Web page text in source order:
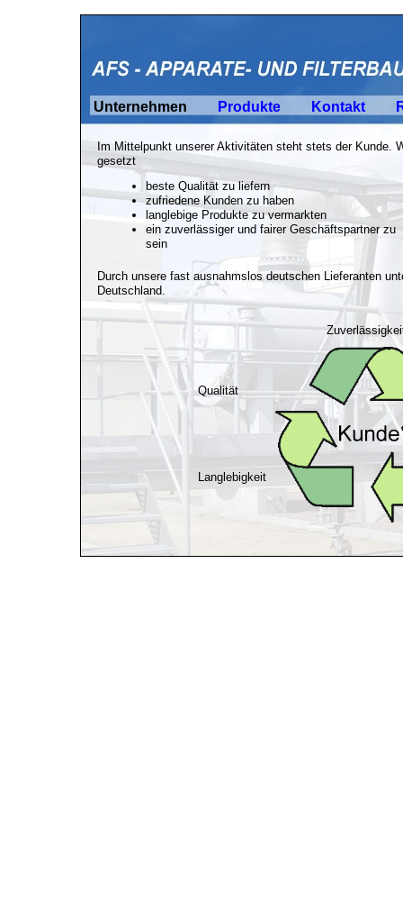
Unternehmen Produkte Kontakt
Im Mittelpunkt unserer Aktivitäten steht stets der Kunde.
gesetzt
beste Qualität zu liefern
zufriedene Kunden zu haben
langlebige Produkte zu vermarkten
ein zuverlässiger und fairer Geschäftspartner zu
sein
Durch unsere fast ausnahmslos deutschen Lieferanten
Deutschland.
Qualität
Langlebigkeit